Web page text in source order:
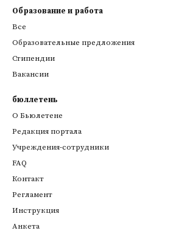
Образование и работа
Все
Образовательные предложения
Стипендии
Вакансии
бюллетень
О Бьюлетене
Редакция портала
Учреждения-сотрудники
FAQ
Контакт
Регламент
Инструкция
Анкета